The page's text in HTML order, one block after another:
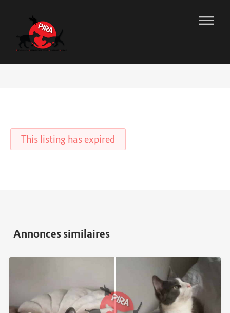
This listing has expired